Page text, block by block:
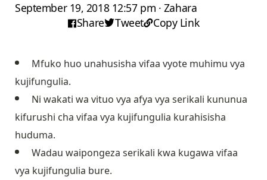
September 19, 2018 12:57 pm · Zahara
Share
Tweet Copy Link
Mfuko huo unahusisha vifaa vyote muhimu vya
kujifungulia.
Ni wakati wa vituo vya afya vya serikali kununua
kifurushi cha vifaa vya kujifungulia kurahisisha
huduma.
Wadau waipongeza serikali kwa kugawa vifaa
vya kujifungulia bure.